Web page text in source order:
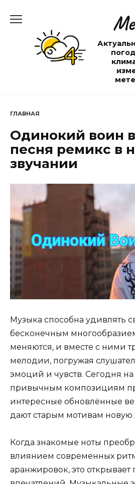
содержанию
ГЛАВНАЯ
Одинокий воин
песня ремикс в
звучании
Музыка способна удивлять
бесконечным
меняются, и вместе с ними
мелодии, погружая
эмоций и чувств. Сегодня
привычным композициям
интересные обновлённые
дают старым мотивам новую
Когда знакомые ноты
влиянием современных
аранжировок, это открывает